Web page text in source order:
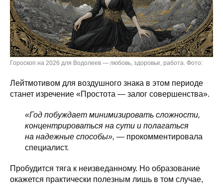
Гороскоп на 2026 для Водолеев — любовь, здоровье, работа. Фото:
Лейтмотивом для воздушного знака в этом периоде
станет изречение «Простота — залог совершенства».
«Год побуждает минимизировать сложности,
концентрироваться на сути и полагаться
на надежные способы», — прокомментировала
специалист.
Пробудится тяга к неизведанному. Но образование
окажется практически полезным лишь в том случае,